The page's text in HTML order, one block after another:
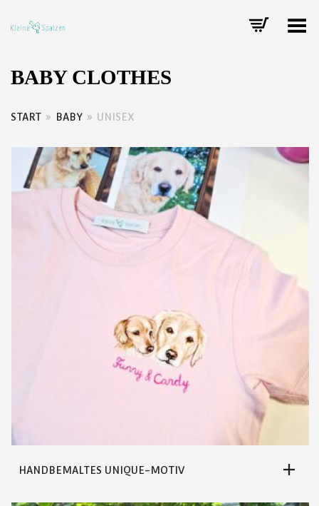
Toggle Menu
BABY CLOTHES
START » BABY » UNISEX
HANDBEMALTES UNIQUE-MOTIV